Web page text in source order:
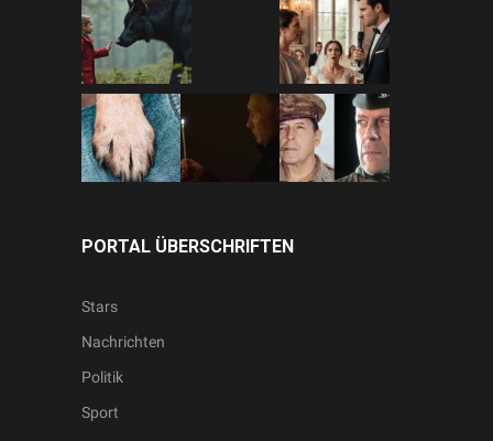
PORTAL ÜBERSCHRIFTEN
Stars
Nachrichten
Politik
Sport